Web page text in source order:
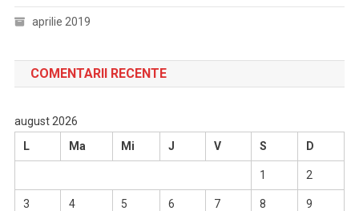
aprilie 2019
COMENTARII RECENTE
august 2026
L
Ma Mi J V S D
1 2
3 4 5 6 7 8 9